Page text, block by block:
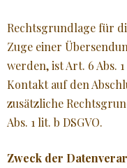
Rechtsgrundlage für
Zuge einer
werden, ist Art. 6 Abs.
Kontakt auf den
zusätzliche
Abs. 1 lit. b DSGVO.
Zweck der